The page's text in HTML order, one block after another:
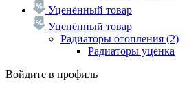
Уценённый товар
Уценённый товар
Радиаторы отопления (2)
Радиаторы уценка
Войдите в профиль